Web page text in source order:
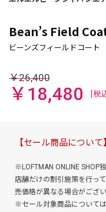
Bean’s Field
￥26,400
￥18,480 [税
【セール商品について】
※LOFTMAN ONLINE SHOP
店舗だけの割引施策を行っ
売価格が異なる場合がござ
※セール対象商品について